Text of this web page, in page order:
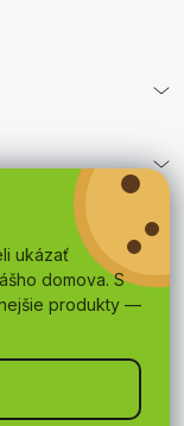
ukázať
domova. S
produkty —